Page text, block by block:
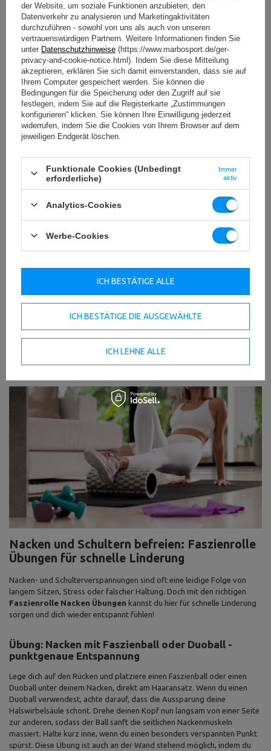
Setze dich mit ausgestreckten Beinen auf den Boden und stütze dich
mit den Händen hinter dem Rücken ab. Platziere die Faszienrolle unter
einer Wade, etwa mittig. Das andere Bein kannst du angewinkelt auf
dem Boden abstellen oder zur Intensivierung auf das rollende Bein
legen. Hebe dein Gesäß an und rolle langsam und kontrolliert über die
Wade von der Achillessehne bis zur Kniekehle. Drehe den Fuß leicht
nach innen und außen, um verschiedene Bereiche deiner
Wadenmuskulatur zu erreichen. Wiederhole die Faszienrolle Wade
Übungenauf beiden Seiten - deine Waden werden es dir danken!
Übung: Oberschenkelvorderseite (Quadrizeps) -
mehr Power für deine Schritte
Oberschenkel. Dein Oberkörper ist gerade, und du stützt dich auf den
Unterarmen ab. Rolle nun langsam von der Hüfte bis kurz vor das Knie
über die Vorderseite des Oberschenkels. Wechsle die Seite und
wiederhole die Übung. Diese Technik ist ideal für dein
Faszientraining
Oberschenkelund macht deine Beine bereit für jede Herausforderung!
Übung: Oberschenkelrückseite (Hamstrings) -
Setze dich auf den Boden und lege beide Oberschenkelrückseiten auf
und hebe dein Gesäß an. Rolle langsam von den Sitzbeinhöckern bis zur
Kniekehle über die Oberschenkelrückseiten. Um den Druck zu
ein umfassendes Beintraining findest du bei Marbo Sport auch eine
Beinstrecker MaschinenundBeinbeuger Maschinen
Nacken und Schultern befreien: Faszienrolle
Übungen für schnelle Linderung
Nacken- und Schulterverspannungen sind oft eine leidige Folge von
langem Sitzen, Stress oder falscher Haltung. Doch mit den richtigen
Faszienrolle Nacken Übungen kannst du hier für schnelle Linderung
sorgen und dich wieder entspannt fühlen!
Übung: Nacken mit Faszienball oder Duoball -
punktgenaue Entspannung
Lege dich auf den Rücken und platziere einen Faszienball oder einen
Duoball unter deinem Nacken, direkt am Haaransatz. Wenn du einen
Duoball verwendest, achte darauf, dass die Aussparung deine
Halswirbelsäule schont. Drehe deinen Kopf nun langsam von einer Seite
zur anderen, sodass der Ball sanft die seitlichen Nackenmuskeln
massiert. Halte kurz inne, wenn du einen besonders verspannten Punkt
spürst. Diese Übung ist auch an der Wand stehend möglich, indem du
der Website, um soziale Funktionen anzubieten, den
Datenverkehr zu analysieren und Marketingaktivitäten
durchzuführen - sowohl von uns als auch von unseren
vertrauenswürdigen Partnern. Weitere Informationen finden Sie
unter Datenschutzhinweise (https://www.marbosport.de/ger-
privacy-and-cookie-notice.html). Indem Sie diese Mitteilung
akzeptieren, erklären Sie sich damit einverstanden, dass sie auf
Ihrem Computer gespeichert werden. Sie können die
Bedingungen für die Speicherung oder den Zugriff auf sie
festlegen, indem Sie auf die Registerkarte „Zustimmungen
konfigurieren“ klicken. Sie können Ihre Einwilligung jederzeit
widerrufen, indem Sie die Cookies von Ihrem Browser auf dem
jeweiligen Endgerät löschen.
Funktionale Cookies (Unbedingt
erforderliche)
Immer
aktiv
Analytics-Cookies
Werbe-Cookies
ICH BESTÄTIGE DIE AUSGEWÄHLTE
ICH LEHNE ALLE
ICH BESTÄTIGE ALLE